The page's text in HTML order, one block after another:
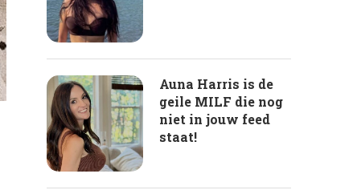
Auna Harris is de
geile MILF die nog
niet in jouw feed
staat!